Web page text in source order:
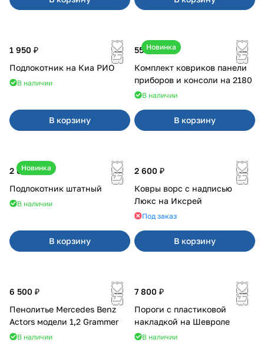
1 950 ₽
Подлокотник на Киа РИО
В наличии
В корзину
Новинка
550 ₽
Комплект ковриков панели
приборов и консоли на 2180
В наличии
В корзину
Новинка
2 600 ₽
Подлокотник штатный
В наличии
В корзину
2 600 ₽
Ковры ворс с надписью
Люкс на Иксрей
Под заказ
В корзину
6 500 ₽
Пенолитье Mercedes Benz
Actors модели 1,2 Grammer
В наличии
7 800 ₽
Пороги с пластиковой
накладкой на Шевроле
В наличии